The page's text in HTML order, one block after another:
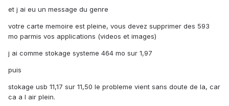
et j ai eu un message du genre
votre carte memoire est pleine, vous devez supprimer des 593
mo parmis vos applications (videos et images)
j ai comme stokage systeme 464 mo sur 1,97
puis
stokage usb 11,17 sur 11,50 le probleme vient sans doute de la, car
ca a l air plein.